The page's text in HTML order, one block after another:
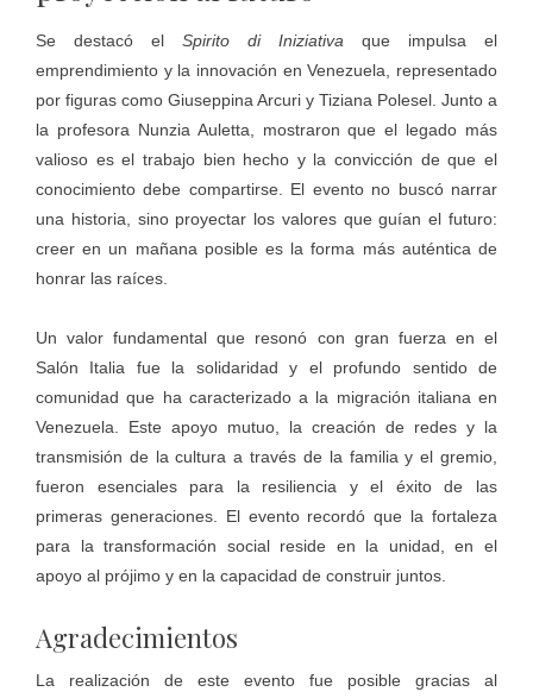
Se destacó el Spirito di Iniziativa que impulsa el
emprendimiento y la innovación en Venezuela, representado
por figuras como Giuseppina Arcuri y Tiziana Polesel. Junto a
la profesora Nunzia Auletta, mostraron que el legado más
valioso es el trabajo bien hecho y la convicción de que el
conocimiento debe compartirse. El evento no buscó narrar
una historia, sino proyectar los valores que guían el futuro:
creer en un mañana posible es la forma más auténtica de
honrar las raíces.
Un valor fundamental que resonó con gran fuerza en el
Salón Italia fue la solidaridad y el profundo sentido de
comunidad que ha caracterizado a la migración italiana en
Venezuela. Este apoyo mutuo, la creación de redes y la
transmisión de la cultura a través de la familia y el gremio,
fueron esenciales para la resiliencia y el éxito de las
primeras generaciones. El evento recordó que la fortaleza
para la transformación social reside en la unidad, en el
apoyo al prójimo y en la capacidad de construir juntos.
Agradecimientos
La realización de este evento fue posible gracias al